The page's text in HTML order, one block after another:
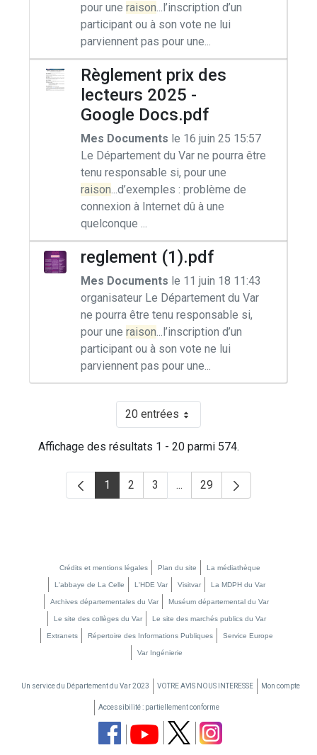
pour une raison...l’inscription d’un
participant ou à son vote ne lui
parviennent pas pour une...
Règlement prix des
lecteurs 2025 -
Google Docs.pdf
Mes Documents le 16 juin 25 15:57
Le Département du Var ne pourra être
tenu responsable si, pour une
raison...d’exemples : problème de
connexion à Internet dû à une
quelconque ...
reglement (1).pdf
Mes Documents le 11 juin 18 11:43
organisateur Le Département du Var
ne pourra être tenu responsable si,
pour une raison...l’inscription d’un
participant ou à son vote ne lui
parviennent pas pour une...
20 entrées
Affichage des résultats 1 - 20 parmi 574.
Page
1 Page
2 Page
3 ...Pages intermédiaires
Page
29
Crédits et mentions légales Plan du site La médiathèque
L'abbaye de La Celle L'HDE Var Visitvar La MDPH du Var
Archives départementales du Var Muséum départemental du Var
Le site des collèges du Var Le site des marchés publics du Var
Extranets Répertoire des Informations Publiques Service Europe
Var Ingénierie
Un service du Département du Var 2023 VOTRE AVIS NOUS INTERESSE Mon compte
Accessibilité : partiellement conforme